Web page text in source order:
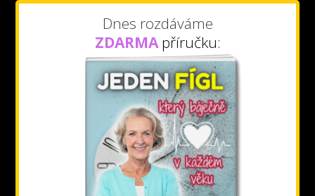
Dnes rozdáváme
ZDARMA příručku: